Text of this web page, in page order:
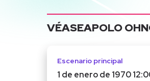
VÉASEAPOLO
Escenario principal
1 de enero de 1970